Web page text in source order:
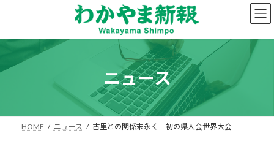
ン
へ
プ
ー
ョ
動
ニュース
HOME ニュース 古里との関係末永く 初の県人会世界大会